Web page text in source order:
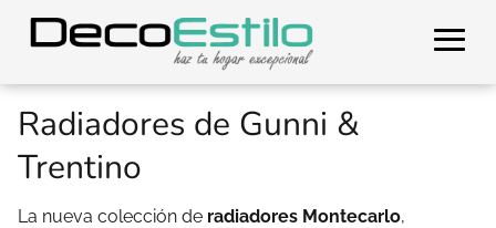
Radiadores de Gunni &
Trentino
La nueva colección de radiadores Montecarlo,